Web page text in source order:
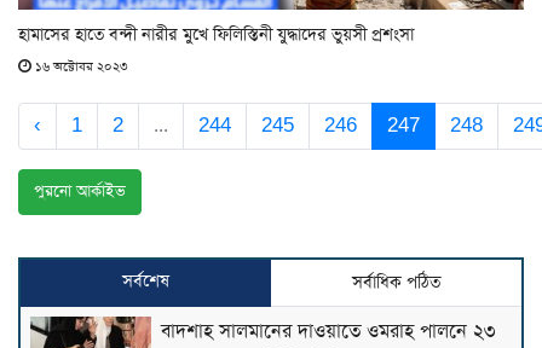
হামাসের হাতে বন্দী নারীর মুখে ফিলিস্তিনী যুদ্ধাদের ভুয়সী প্রশংসা
১৬ অক্টোবর ২০২৩
‹ 1 2 ... 244 245 246 247 248
পুরনো আর্কাইভ
সর্বশেষ সর্বাধিক পঠিত
বাদশাহ সালমানের দাওয়াতে ওমরাহ পালনে ২৩